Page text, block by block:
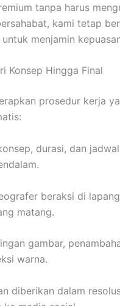
tanpa harus
kami tetap
menjamin
Konsep Hingga Final
prosedur kerja
durasi, dan
beraksi di
matang.
gambar,
warna.
diberikan dalam